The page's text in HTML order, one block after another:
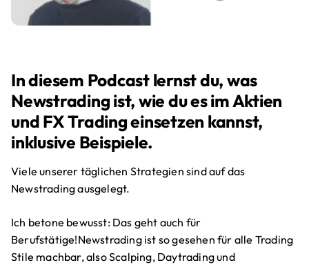
In diesem Podcast lernst du, was
Newstrading ist, wie du es im Aktien
und FX Trading einsetzen kannst,
inklusive Beispiele.
Viele unserer täglichen Strategien sind auf das
Newstrading ausgelegt.
Ich betone bewusst: Das geht auch für
Berufstätige!Newstrading ist so gesehen für alle Trading
Stile machbar, also Scalping, Daytrading und